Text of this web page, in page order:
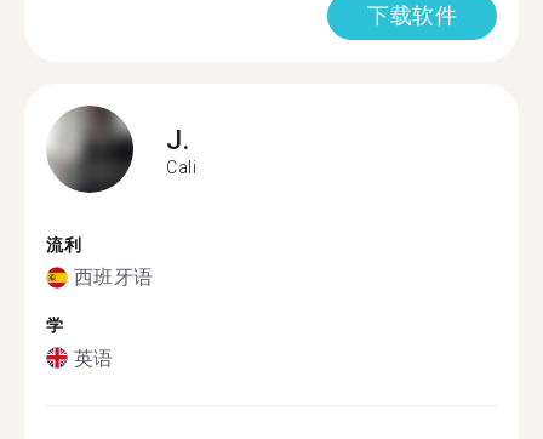
下载软件
J.
Cali
流利
西班牙语
学
英语